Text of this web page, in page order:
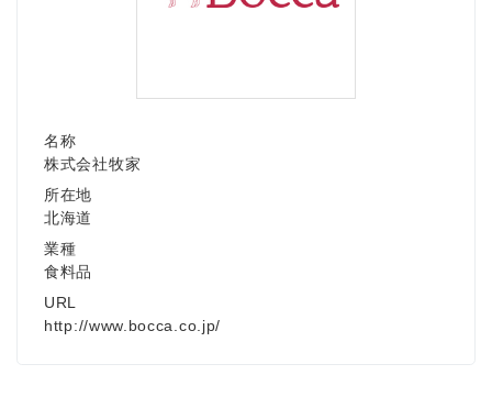
名称
株式会社牧家
所在地
北海道
業種
食料品
URL
http://www.bocca.co.jp/